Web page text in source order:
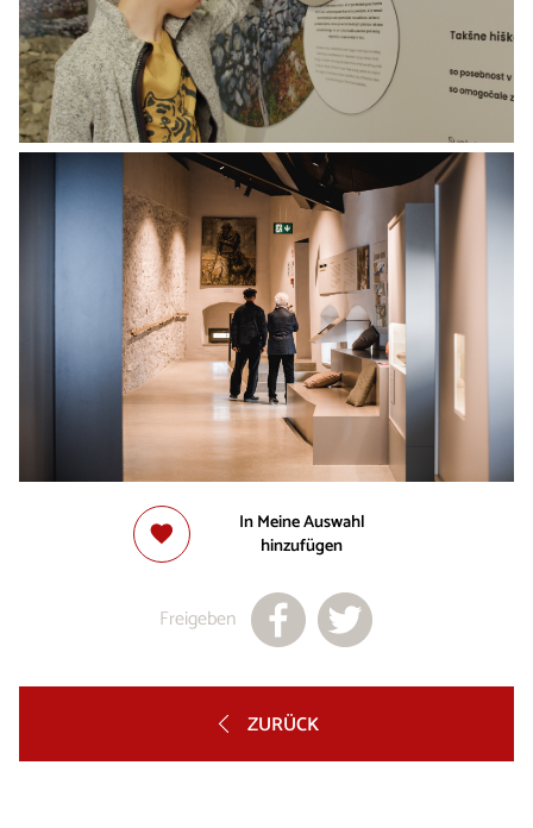
In Meine Auswahl
hinzufügen
Freigeben
ZURÜCK